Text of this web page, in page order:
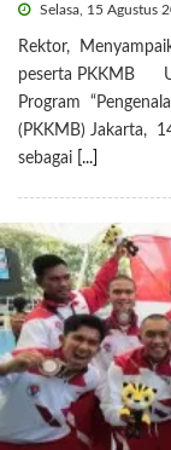
Selasa, 15 Agustus
Rektor,
peserta PKKMB
Program
(PKKMB)
sebagai [...]